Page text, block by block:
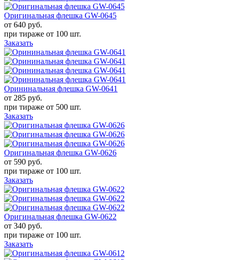
Оригинальная флешка GW-0645
от 640 руб.
при тираже от 100 шт.
Заказать
Орининальная флешка GW-0641
от 285 руб.
при тираже от 500 шт.
Заказать
Оригинальная флешка GW-0626
от 590 руб.
при тираже от 100 шт.
Заказать
Оригинальная флешка GW-0622
от 340 руб.
при тираже от 100 шт.
Заказать